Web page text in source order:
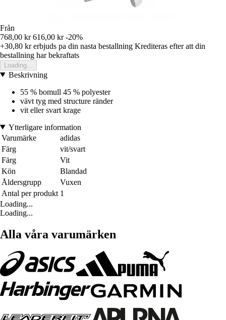
Från
768,00 kr 616,00 kr -20%
+30,80 krerbjuds pa din nasta bestallning Krediteras efter att din
bestallning har bekraftats
Loading...
Beskrivning
55 % bomull 45 % polyester
vävt tyg med structure ränder
vit eller svart krage
Ytterligare information
Varumärke
adidas
Färg
vit/svart
Färg
Vit
Kön
Blandad
Åldersgrupp
Vuxen
Antal per produkt 1
Loading...
Loading...
Alla våra varumärken